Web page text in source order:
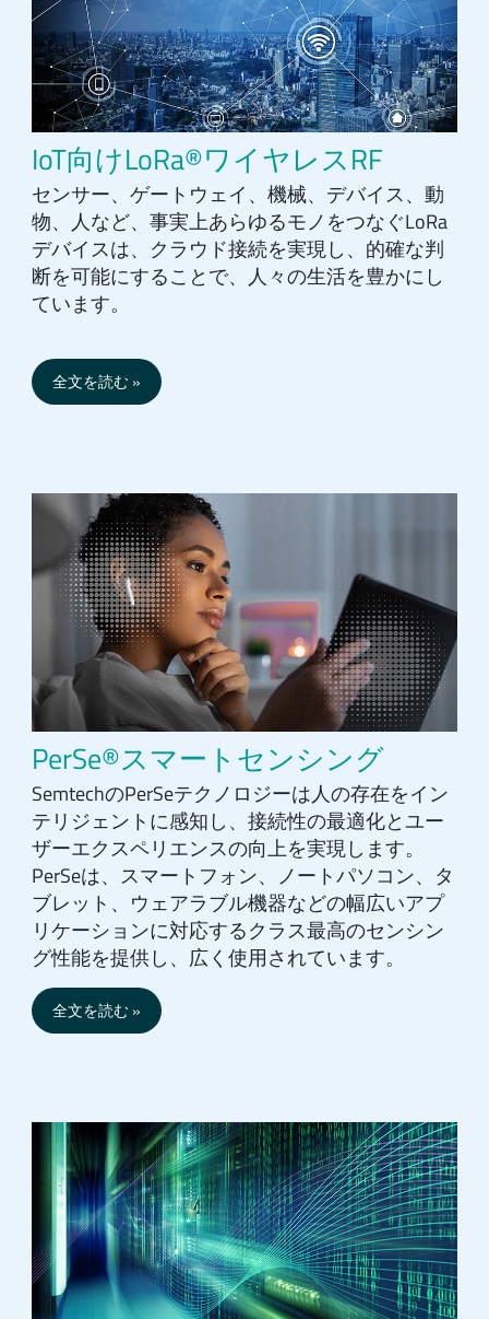
IoT向けLoRa®ワイヤレスRF
センサー、ゲートウェイ、機械、デバイス、動
物、人など、事実上あらゆるモノをつなぐLoRa
デバイスは、クラウド接続を実現し、的確な判
断を可能にすることで、人々の生活を豊かにし
ています。
全文を読む
PerSe®スマートセンシング
SemtechのPerSeテクノロジーは人の存在をイン
テリジェントに感知し、接続性の最適化とユー
ザーエクスペリエンスの向上を実現します。
PerSeは、スマートフォン、ノートパソコン、タ
ブレット、ウェアラブル機器などの幅広いアプ
リケーションに対応するクラス最高のセンシン
グ性能を提供し、広く使用されています。
全文を読む